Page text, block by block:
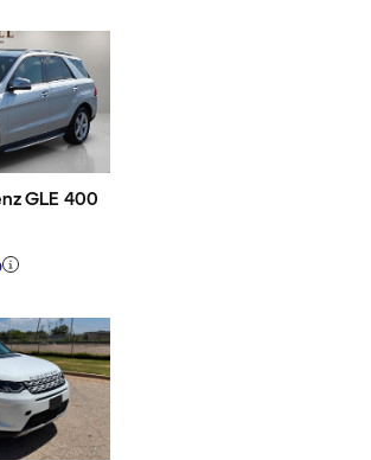
GLE 400